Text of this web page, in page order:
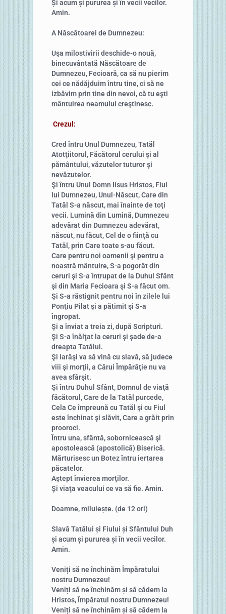
Și acum și pururea și în vecii vecilor.
Amin.
A Născătoarei de Dumnezeu:
Uşa milostivirii deschide-o nouă,
binecuvântată Născătoare de
Dumnezeu, Fecioară, ca să nu pierim
cei ce nădăjduim întru tine, ci să ne
izbăvim prin tine din nevoi, că tu eşti
mântuirea neamului creştinesc.
Crezul:
Cred întru Unul Dumnezeu, Tatăl
Atotţiitorul, Făcătorul cerului şi al
pământului, văzutelor tuturor şi
nevăzutelor.
Şi întru Unul Domn Iisus Hristos, Fiul
lui Dumnezeu, Unul-Născut, Care din
Tatăl S-a născut, mai înainte de toţi
vecii. Lumină din Lumină, Dumnezeu
adevărat din Dumnezeu adevărat,
născut, nu făcut, Cel de o fiinţă cu
Tatăl, prin Care toate s-au făcut.
Care pentru noi oamenii şi pentru a
noastră mântuire, S-a pogorât din
ceruri şi S-a întrupat de la Duhul Sfânt
şi din Maria Fecioara şi S-a făcut om.
Şi S-a răstignit pentru noi în zilele lui
Ponţiu Pilat şi a pătimit şi S-a
îngropat.
Şi a înviat a treia zi, după Scripturi.
Şi S-a înălţat la ceruri şi şade de-a
dreapta Tatălui.
Şi iarăşi va să vină cu slavă, să judece
viii şi morţii, a Cărui Împărăţie nu va
avea sfârşit.
Şi întru Duhul Sfânt, Domnul de viaţă
făcătorul, Care de la Tatăl purcede,
Cela Ce împreună cu Tatăl şi cu Fiul
este închinat şi slăvit, Care a grăit prin
prooroci.
Întru una, sfântă, sobornicească şi
apostolească (apostolică) Biserică.
Mărturisesc un Botez întru iertarea
păcatelor.
Aştept învierea morţilor.
Şi viaţa veacului ce va să fie. Amin.
Doamne, miluiește. (de 12 ori)
Slavă Tatălui și Fiului și Sfântului Duh
și acum și pururea și în vecii vecilor.
Amin.
Veniți să ne închinăm Împăratului
nostru Dumnezeu!
Veniți să ne închinăm și să cădem la
Hristos, Împăratul nostru Dumnezeu!
Veniți să ne închinăm și să cădem la